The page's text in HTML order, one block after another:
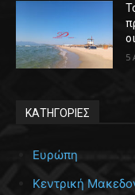
5
ΚΑΤΗΓΟΡΙΕΣ
Ευρώπη
Κεντρική